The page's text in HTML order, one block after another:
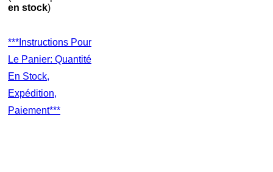
en stock)
***Instructions Pour
Le Panier: Quantité
En Stock,
Expédition,
Paiement***